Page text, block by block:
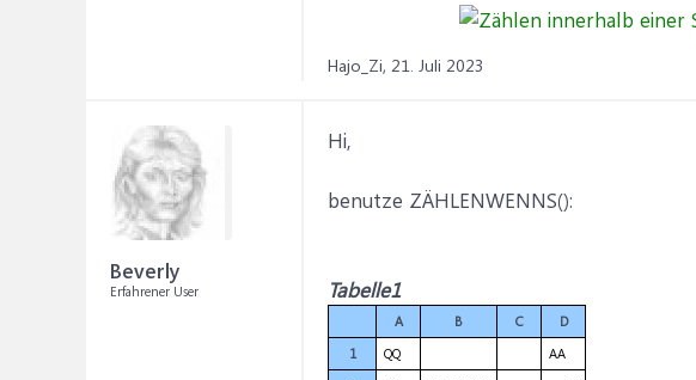
Hajo_Zi, 21. Juli 2023
Beverly
Erfahrener User
Hi,
benutze ZÄHLENWENNS():
Tabelle1
A B C
D
1
QQ
AA